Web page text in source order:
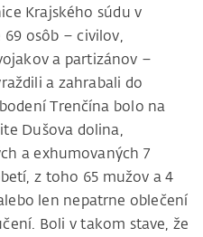
Krajského súdu v
69 osôb – civilov,
a partizánov –
a zahrabali do
Trenčína bolo na
Dušova dolina,
a exhumovaných 7
z toho 65 mužov a 4
len nepatrne oblečení
Boli v takom stave, že